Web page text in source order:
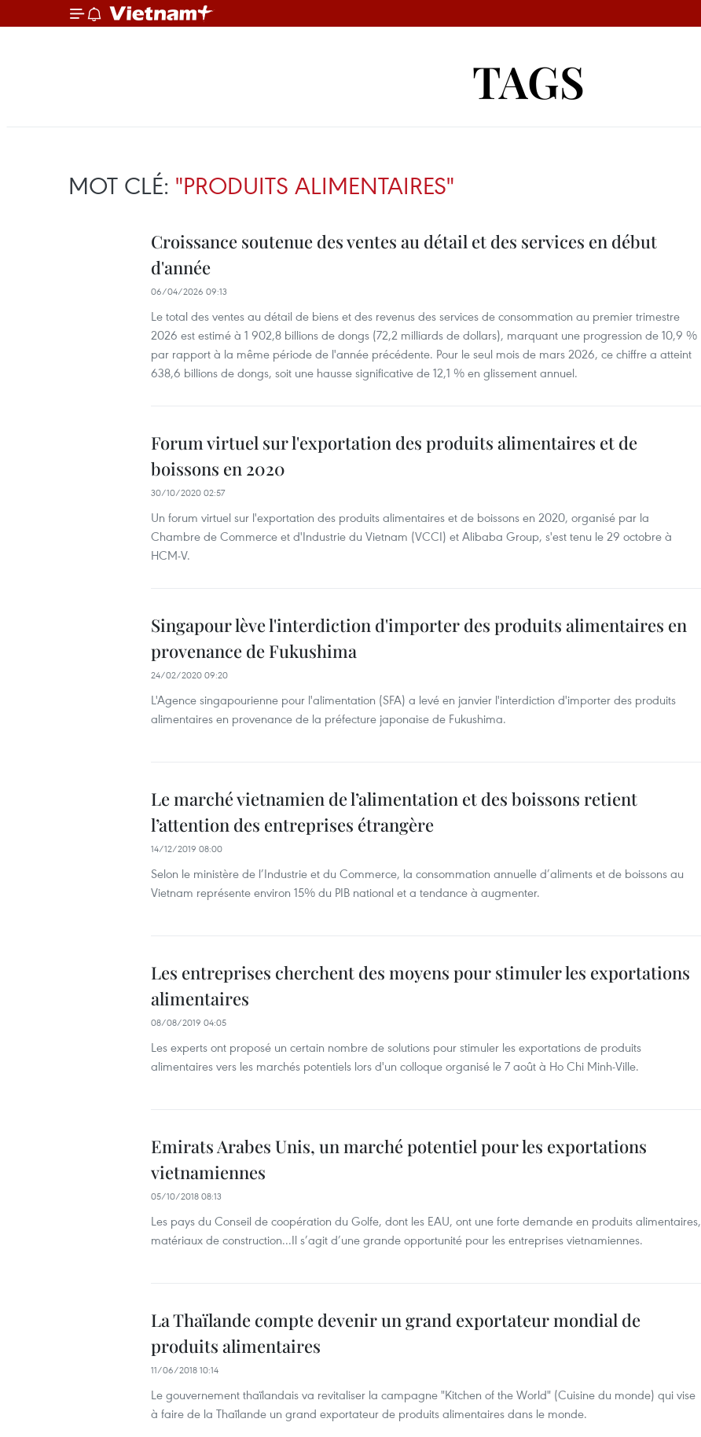
TAGS
MOT CLÉ: "PRODUITS ALIMENTAIRES"
Croissance soutenue des ventes au détail et des services en début
d'année
06/04/2026 09:13
Le total des ventes au détail de biens et des revenus des services de consommation au premier trimestre
2026 est estimé à 1 902,8 billions de dongs (72,2 milliards de dollars), marquant une progression de 10,9 %
par rapport à la même période de l'année précédente. Pour le seul mois de mars 2026, ce chiffre a atteint
638,6 billions de dongs, soit une hausse significative de 12,1 % en glissement annuel.
Forum virtuel sur l'exportation des produits alimentaires et de
boissons en 2020
30/10/2020 02:57
Un forum virtuel sur l'exportation des produits alimentaires et de boissons en 2020, organisé par la
Chambre de Commerce et d'Industrie du Vietnam (VCCI) et Alibaba Group, s'est tenu le 29 octobre à
HCM-V.
Singapour lève l'interdiction d'importer des produits alimentaires en
provenance de Fukushima
24/02/2020 09:20
L'Agence singapourienne pour l'alimentation (SFA) a levé en janvier l'interdiction d'importer des produits
alimentaires en provenance de la préfecture japonaise de Fukushima.
Le marché vietnamien de l’alimentation et des boissons retient
l’attention des entreprises étrangère
14/12/2019 08:00
Selon le ministère de l’Industrie et du Commerce, la consommation annuelle d’aliments et de boissons au
Vietnam représente environ 15% du PIB national et a tendance à augmenter.
​Les entreprises cherchent des moyens pour stimuler les exportations
alimentaires
08/08/2019 04:05
Les experts ont proposé un certain nombre de solutions pour stimuler les exportations de produits
alimentaires vers les marchés potentiels lors d'un colloque organisé le 7 août à Ho Chi Minh-Ville.
Emirats Arabes Unis, un marché potentiel pour les exportations
vietnamiennes
05/10/2018 08:13
Les pays du Conseil de coopération du Golfe, dont les EAU, ont une forte demande en produits alimentaires,
matériaux de construction...Il s’agit d’une grande opportunité pour les entreprises vietnamiennes.
La Thaïlande compte devenir un grand exportateur mondial de
produits alimentaires
11/06/2018 10:14
Le gouvernement thaïlandais va revitaliser la campagne "Kitchen of the World" (Cuisine du monde) qui vise
à faire de la Thaïlande un grand exportateur de produits alimentaires dans le monde.